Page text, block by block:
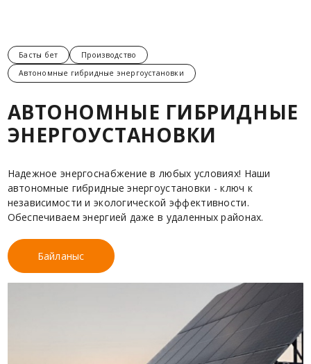
Басты бет
Производство
Автономные гибридные энергоустановки
АВТОНОМНЫЕ ГИБРИДНЫЕ
ЭНЕРГОУСТАНОВКИ
Надежное энергоснабжение в любых условиях! Наши
автономные гибридные энергоустановки - ключ к
независимости и экологической эффективности.
Обеспечиваем энергией даже в удаленных районах.
Байланыс